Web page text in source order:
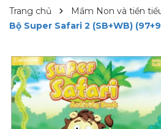
Trang chủ Mầm Non và tiền
Bộ Super Safari 2 (SB+WB)